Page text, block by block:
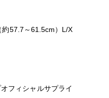
57.7～61.5cm）L/X
フィシャルサプライ